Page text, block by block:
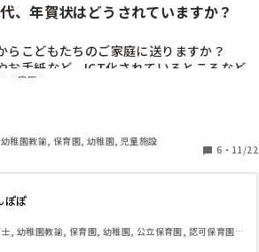
、年賀状はどうされていますか？
らこどもたちのご家庭に送りますか？
お手紙など、ICT化されているところなど
家庭
稚園教諭, 保育園, 幼稚園, 児童施設
6 ・ 11/22
ぽぽ
, 幼稚園教諭, 保育園, 幼稚園, 公立保育園, 認可保育園,